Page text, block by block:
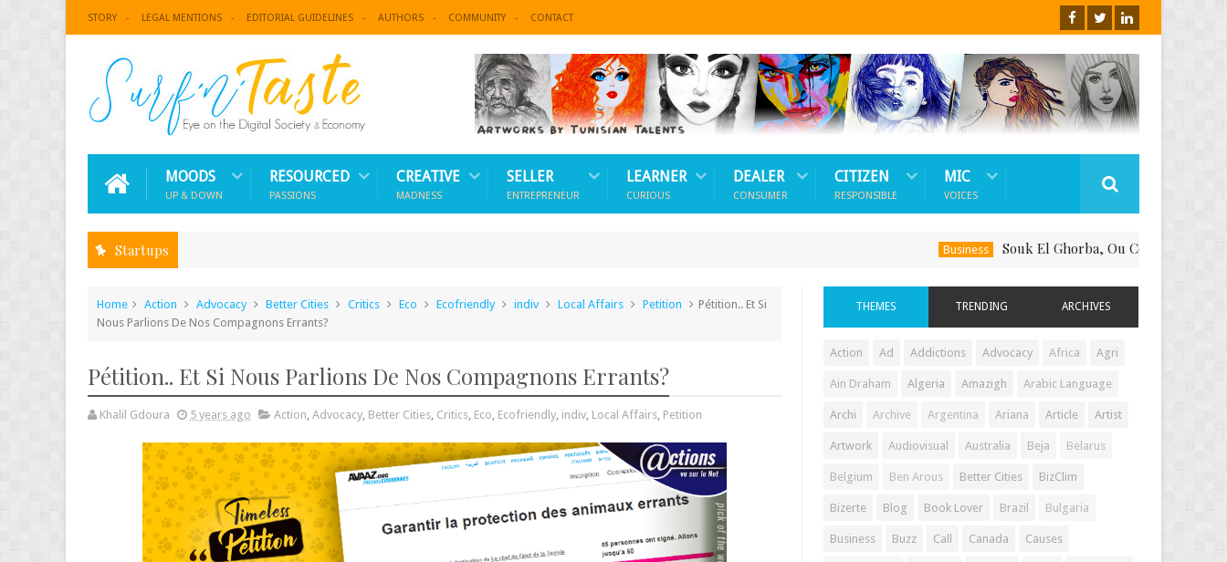
STORY LEGAL MENTIONS EDITORIAL GUIDELINES AUTHORS COMMUNITY CONTACT
MOODS
UP & DOWN
RESOURCED
PASSIONS
CREATIVE
MADNESS
SELLER
ENTREPRENEUR
LEARNER
CURIOUS
DEALER
CONSUMER
CITIZEN
RESPONSIBLE
MIC
VOICES
Startups Souk El Ghorba, Ou Comment Soutenir Le
Home Action Advocacy Better Cities Critics Eco Ecofriendly indiv Local Affairs Petition
Pétition.. Et Si
Nous Parlions De Nos Compagnons Errants?
Pétition.. Et Si Nous Parlions De Nos Compagnons Errants?
Khalil Gdoura 5 years ago Action, Advocacy, Better Cities, Critics, Eco, Ecofriendly, indiv, Local Affairs, Petition
THEMES TRENDING ARCHIVES
Action Ad Addictions Advocacy Africa Agri
Ain Draham Algeria Amazigh Arabic Language
Archi Archive Argentina Ariana Article Artist
Artwork Audiovisual Australia Beja Belarus
Belgium Ben Arous Better Cities BizClim
Bizerte Blog Book Lover Brazil Bulgaria
Business Buzz Call Canada Causes